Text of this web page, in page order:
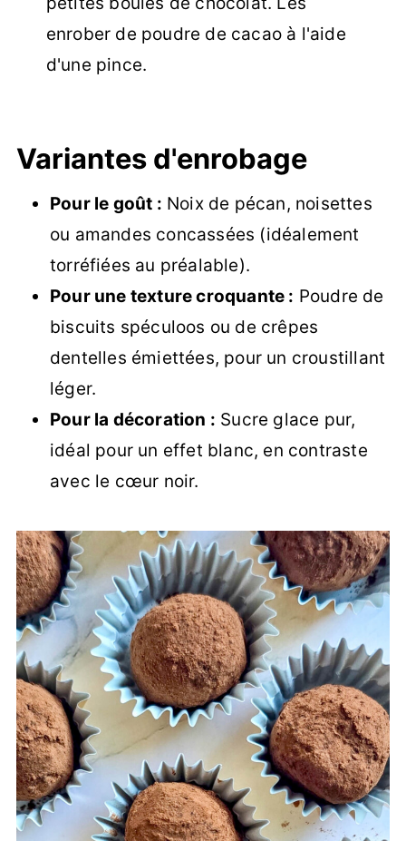
enrober de poudre de cacao à l'aide
d'une pince.
Variantes d'enrobage
Pour le goût : Noix de pécan, noisettes
ou amandes concassées (idéalement
torréfiées au préalable).
Pour une texture croquante : Poudre de
biscuits spéculoos ou de crêpes
dentelles émiettées, pour un croustillant
léger.
Pour la décoration : Sucre glace pur,
idéal pour un effet blanc, en contraste
avec le cœur noir.